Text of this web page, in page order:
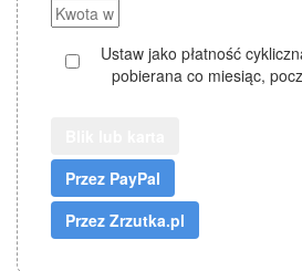
Ustaw jako płatność
pobierana co miesiąc,